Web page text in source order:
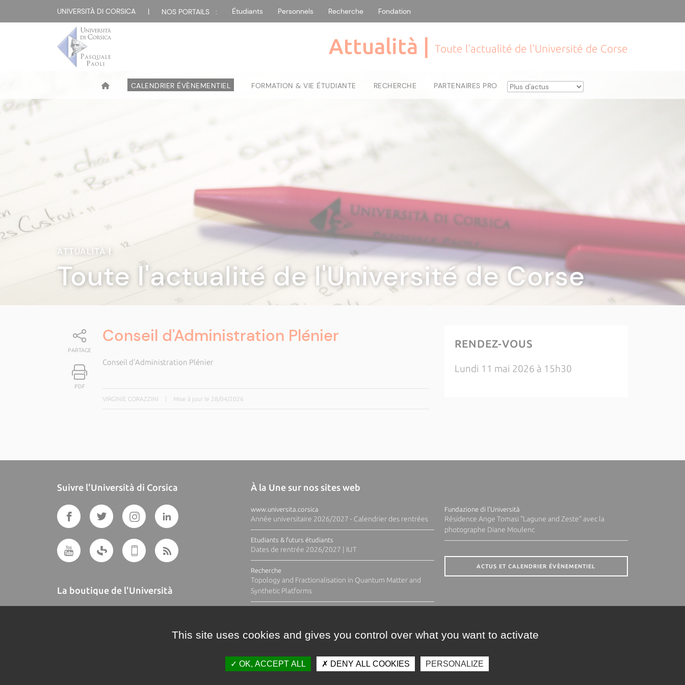
UNIVERSITÀ DI CORSICA | NOS PORTAILS : Étudiants Personnels Recherche Fondation
Attualità | Toute l'actualité de l'Université de Corse
CALENDRIER ÉVÈNEMENTIEL FORMATION & VIE ÉTUDIANTE RECHERCHE PARTENAIRES PRO
ATTUALITÀ|
Toute l'actualité de l'Université de Corse
PARTAGE
PDF
Conseil d'Administration Plénier
Conseil d'Administration Plénier
VIRGINIE CORAZZINI Mise à jour le 28/04/2026
RENDEZ-VOUS
Lundi 11 mai 2026 à 15h30
Suivre l'Università di Corsica
La boutique de l'Università
À la Une sur nos sites web
www.universita.corsica
Année universitaire 2026/2027 - Calendrier des rentrées
Etudiants & futurs étudiants
Dates de rentrée 2026/2027 | IUT
Recherche
Topology and Fractionalisation in Quantum Matter and
Synthetic Platforms
Fundazione di l'Università
Résidence Ange Tomasi "Lagune and Zeste" avec la
photographe Diane Moulenc
ACTUS ET CALENDRIER ÉVÈNEMENTIEL
This site uses cookies and gives you control over what you want to activate
OK, ACCEPT ALL DENY ALL COOKIES PERSONALIZE